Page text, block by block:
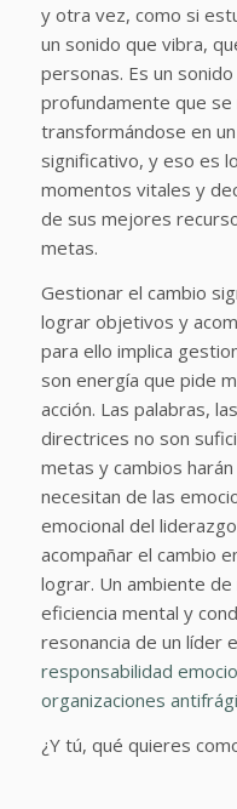
y otra vez, como si
un sonido que vibra,
personas. Es un
profundamente que
transformándose en
significativo, y eso es
momentos vitales y
de sus mejores
metas.
Gestionar el cambio
lograr objetivos y
para ello implica
son energía que pide
acción. Las palabras,
directrices no son
metas y cambios
necesitan de las
emocional del
acompañar el cambio
lograr. Un ambiente
eficiencia mental y
resonancia de un líder
responsabilidad
organizaciones
¿Y tú, qué quieres